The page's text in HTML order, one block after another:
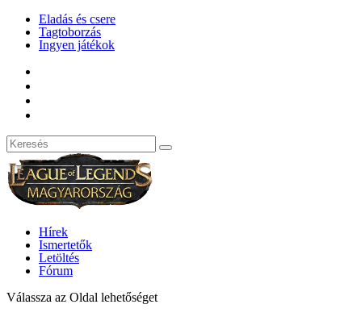
Eladás és csere
Tagtoborzás
Ingyen játékok
Hírek
Ismertetők
Letöltés
Fórum
Válassza az Oldal lehetőséget